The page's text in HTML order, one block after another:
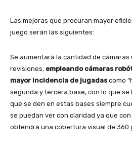
Las mejoras que procuran mayor
juego serán las siguientes:
Se aumentará la cantidad de cámaras
revisiones, empleando cámaras
mayor incidencia de jugadascomo
segunda y tercera base, con lo que
que se den en estas bases siempre
se puedan ver con claridad ya que
obtendrá una cobertura visual de 360